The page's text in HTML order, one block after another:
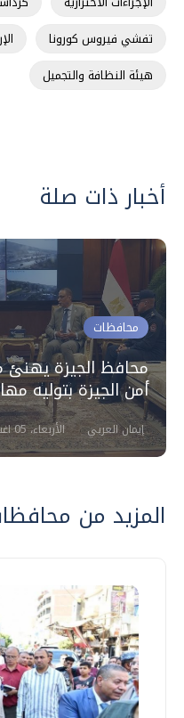
تفشي فيروس كورونا
هيئة النظافة والتجميل
أخبار ذات صلة
محافظات
محافظ الجيزة يهنئ
أمن الجيزة بتوليه
إيمان العربي الأربعاء، 05 اغسطس 2026 03:28 م
المزيد من